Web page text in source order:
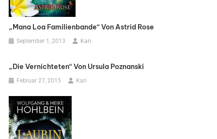
„Mana Loa Familienbande“ Von Astrid Rose
September 1, 2013 Kari
„Die Vernichteten“ Von Ursula Poznanski
Februar 27, 2015 Kari